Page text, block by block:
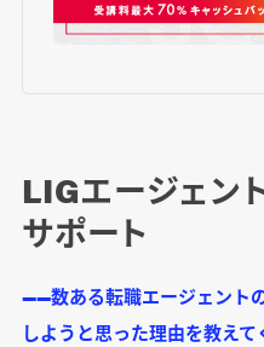
LIGエージェン
サポート
――数ある転職エージェント
しようと思った理由を教えて